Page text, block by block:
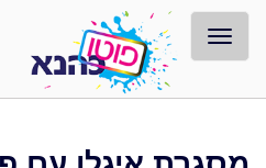
TOGGLE NAVIGATION